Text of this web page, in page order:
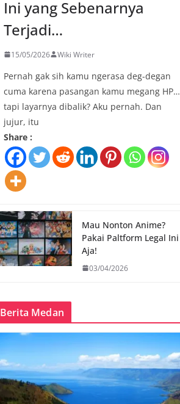
Ini yang Sebenarnya
Terjadi…
15/05/2026 Wiki Writer
Pernah gak sih kamu ngerasa deg-degan
cuma karena pasangan kamu megang HP…
tapi layarnya dibalik? Aku pernah. Dan
jujur, itu
Share :
Mau Nonton Anime?
Pakai Paltform Legal Ini
Aja!
03/04/2026
Berita Medan